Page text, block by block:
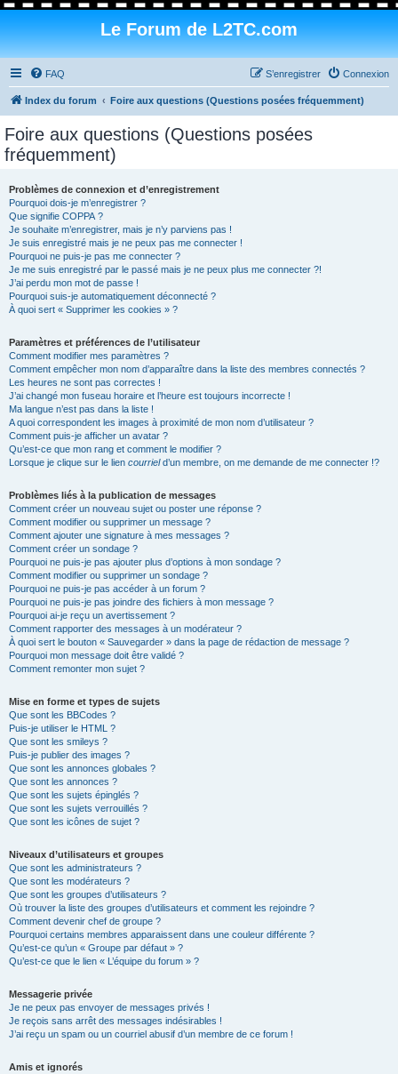
Le Forum de L2TC.com
FAQ Connexion
S’enregistrer
Index du forum Foire aux questions (Questions posées fréquemment)
Foire aux questions (Questions posées
fréquemment)
Problèmes de connexion et d’enregistrement
Pourquoi dois-je m’enregistrer ?
Que signifie COPPA ?
Je souhaite m’enregistrer, mais je n’y parviens pas !
Je suis enregistré mais je ne peux pas me connecter !
Pourquoi ne puis-je pas me connecter ?
Je me suis enregistré par le passé mais je ne peux plus me connecter ?!
J’ai perdu mon mot de passe !
Pourquoi suis-je automatiquement déconnecté ?
À quoi sert « Supprimer les cookies » ?
Paramètres et préférences de l’utilisateur
Comment modifier mes paramètres ?
Comment empêcher mon nom d’apparaître dans la liste des membres connectés ?
Les heures ne sont pas correctes !
J’ai changé mon fuseau horaire et l’heure est toujours incorrecte !
Ma langue n’est pas dans la liste !
A quoi correspondent les images à proximité de mon nom d’utilisateur ?
Comment puis-je afficher un avatar ?
Qu’est-ce que mon rang et comment le modifier ?
Lorsque je clique sur le lien courrield’un membre, on me demande de me connecter !?
Problèmes liés à la publication de messages
Comment créer un nouveau sujet ou poster une réponse ?
Comment modifier ou supprimer un message ?
Comment ajouter une signature à mes messages ?
Comment créer un sondage ?
Pourquoi ne puis-je pas ajouter plus d’options à mon sondage ?
Comment modifier ou supprimer un sondage ?
Pourquoi ne puis-je pas accéder à un forum ?
Pourquoi ne puis-je pas joindre des fichiers à mon message ?
Pourquoi ai-je reçu un avertissement ?
Comment rapporter des messages à un modérateur ?
À quoi sert le bouton « Sauvegarder » dans la page de rédaction de message ?
Pourquoi mon message doit être validé ?
Comment remonter mon sujet ?
Mise en forme et types de sujets
Que sont les BBCodes ?
Puis-je utiliser le HTML ?
Que sont les smileys ?
Puis-je publier des images ?
Que sont les annonces globales ?
Que sont les annonces ?
Que sont les sujets épinglés ?
Que sont les sujets verrouillés ?
Que sont les icônes de sujet ?
Niveaux d’utilisateurs et groupes
Que sont les administrateurs ?
Que sont les modérateurs ?
Que sont les groupes d’utilisateurs ?
Où trouver la liste des groupes d’utilisateurs et comment les rejoindre ?
Comment devenir chef de groupe ?
Pourquoi certains membres apparaissent dans une couleur différente ?
Qu’est-ce qu’un « Groupe par défaut » ?
Qu’est-ce que le lien « L’équipe du forum » ?
Messagerie privée
Je ne peux pas envoyer de messages privés !
Je reçois sans arrêt des messages indésirables !
J’ai reçu un spam ou un courriel abusif d’un membre de ce forum !
Amis et ignorés